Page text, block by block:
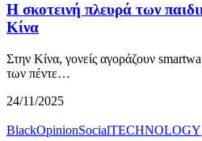
Η σκοτεινή πλευρά των
Κίνα
Στην Κίνα, γονείς αγοράζουν
των πέντε…
24/11/2025
BlackOpinionSocialTECHNOLOGY